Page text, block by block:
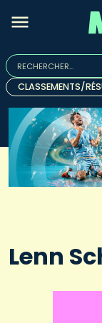
Rechercher :
Quand les
CLASSEMENTS/
Lenn